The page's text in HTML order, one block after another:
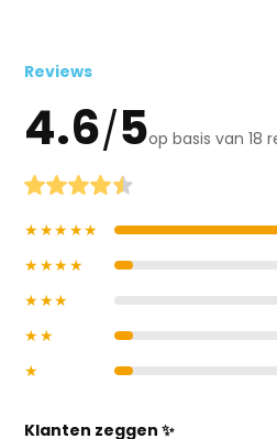
Reviews
4.6/5op basis van 18
★★★★★
★★★★
★★★
★★
★
Klanten zeggen ✨